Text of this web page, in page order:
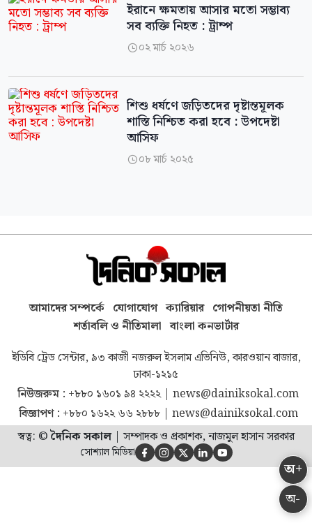
ইরানে ক্ষমতায় আসার মতো সম্ভাব্য
সব ব্যক্তি নিহত : ট্রাম্প
০২ মার্চ ২০২৬
শিশু ধর্ষণে জড়িতদের দৃষ্টান্তমূলক
শাস্তি নিশ্চিত করা হবে : উপদেষ্টা
আসিফ
০৮ মার্চ ২০২৫
অ-
অ+
আমাদের সম্পর্কে যোগাযোগ ক্যারিয়ার গোপনীয়তা নীতি
শর্তাবলি ও নীতিমালা বাংলা কনভার্টার
ইডিবি ট্রেড সেন্টার, ৯৩ কাজী নজরুল ইসলাম এভিনিউ, কারওয়ান বাজার,
ঢাকা-১২১৫
নিউজরুম : +৮৮০ ১৬০১ ৯৪ ২২২২| news@dainiksokal.com
বিজ্ঞাপণ : +৮৮০ ১৬২২ ৬৬ ২৮৮৮| news@dainiksokal.com
স্বত্ব: ©দৈনিক সকাল| সম্পাদক ও প্রকাশক, নাজমুল হাসান সরকার
সোশ্যাল মিডিয়া     